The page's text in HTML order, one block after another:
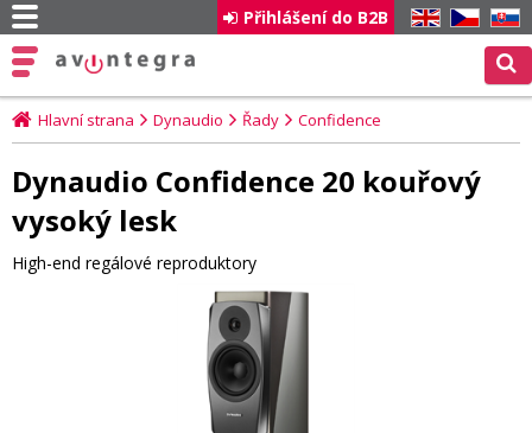
EN CZ SK
Přihlášení do B2B
Hlavní strana Dynaudio Řady Confidence
Dynaudio Confidence 20 kouřový
vysoký lesk
High-end regálové reproduktory